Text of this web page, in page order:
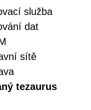
služba
dat
sítě
tezaurus